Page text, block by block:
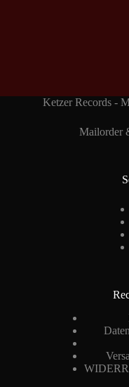
Ketzer Records -
Mailorder